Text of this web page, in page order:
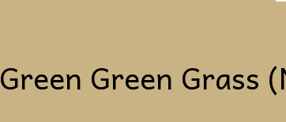
Green Green Grass